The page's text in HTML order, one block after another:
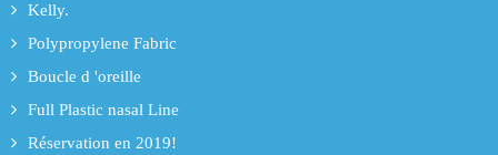
Kelly.
Polypropylene Fabric
Boucle d 'oreille
Full Plastic nasal Line
Réservation en 2019!